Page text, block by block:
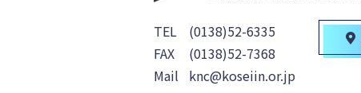
TEL
(0138)52-6335
FAX
(0138)52-7368
Mail
knc@koseiin.or.jp